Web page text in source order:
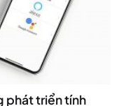
phát triển tính